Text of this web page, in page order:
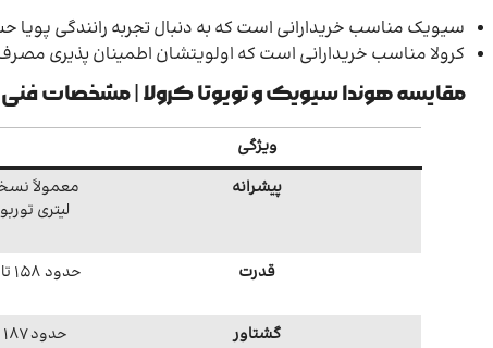
سیویک مناسب خریدارانی است که به دنبال تجربه رانندگی
کرولا مناسب خریدارانی است که اولویتشان اطمینان پذیری
مقایسه هوندا سیویک و تویوتا کرولا | مشخصات فنی
ویژگی
پیشرانه
لیتری
قدرت
گشتاور